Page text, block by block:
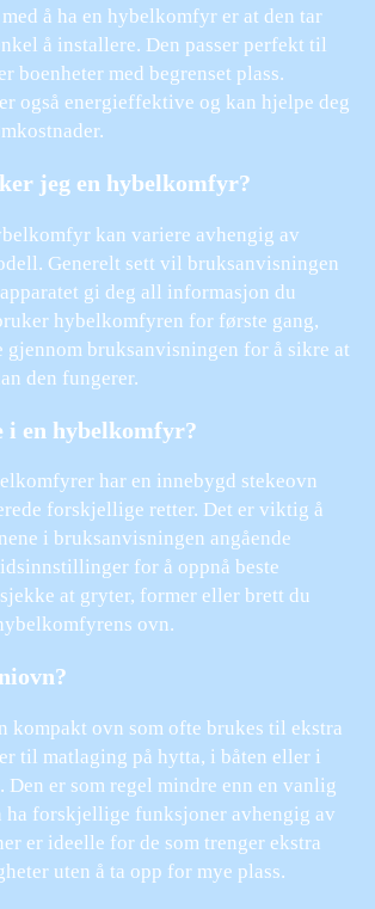
å ha en hybelkomfyr er at den tar
å installere. Den passer perfekt til
boenheter med begrenset plass.
også energieffektive og kan hjelpe deg
jeg en hybelkomfyr?
kan variere avhengig av
Generelt sett vil bruksanvisningen
gi deg all informasjon du
hybelkomfyren for første gang,
gjennom bruksanvisningen for å sikre at
den fungerer.
i en hybelkomfyr?
har en innebygd stekeovn
forskjellige retter. Det er viktig å
i bruksanvisningen angående
for å oppnå beste
at gryter, former eller brett du
ovn.
kompakt ovn som ofte brukes til ekstra
til matlaging på hytta, i båten eller i
Den er som regel mindre enn en vanlig
ha forskjellige funksjoner avhengig av
er ideelle for de som trenger ekstra
uten å ta opp for mye plass.